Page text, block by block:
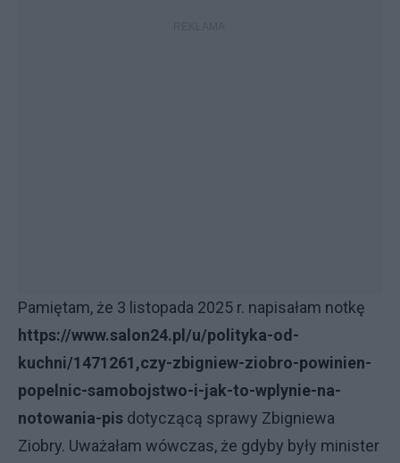
Pamiętam, że 3 listopada 2025 r. napisałam notkę
https://www.salon24.pl/u/polityka-od-
kuchni/1471261,czy-zbigniew-ziobro-powinien-
popelnic-samobojstwo-i-jak-to-wplynie-na-
notowania-pis dotyczącą sprawy Zbigniewa
Ziobry. Uważałam wówczas, że gdyby były minister